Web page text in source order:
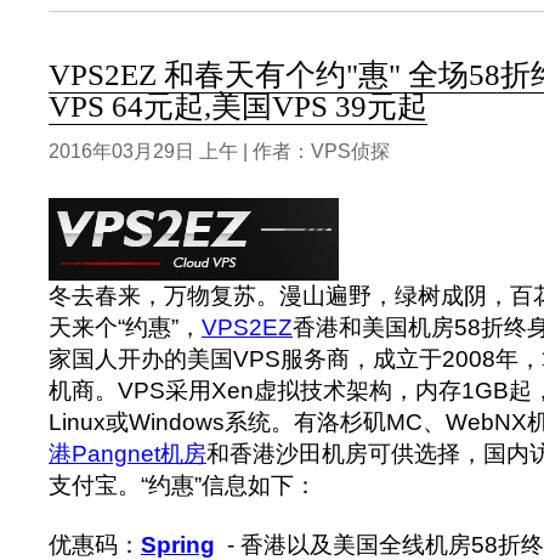
VPS2EZ 和春天有个约"惠" 全场58折
VPS 64元起,美国VPS 39元起
2016年03月29日 上午 | 作者：VPS侦探
冬去春来，万物复苏。漫山遍野，绿树成阴，百
天来个“约惠”， VPS2EZ香港和美国机房58折终
家国人开办的美国VPS服务商，成立于2008年
机商。VPS采用Xen虚拟技术架构，内存1GB起
Linux或Windows系统。有洛杉矶MC、WebNX
港Pangnet机房和香港沙田机房可供选择，国内
支付宝。“约惠”信息如下：
优惠码： Spring - 香港以及美国全线机房58折